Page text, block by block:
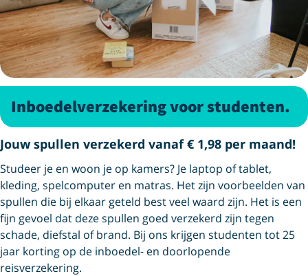
Inboedelverzekering voor studenten.
Jouw spullen verzekerd vanaf € 1,98 per maand!
Studeer je en woon je op kamers? Je laptop of tablet,
kleding, spelcomputer en matras. Het zijn voorbeelden van
spullen die bij elkaar geteld best veel waard zijn. Het is een
fijn gevoel dat deze spullen goed verzekerd zijn tegen
schade, diefstal of brand. Bij ons krijgen studenten tot 25
jaar korting op de inboedel- en doorlopende
reisverzekering.